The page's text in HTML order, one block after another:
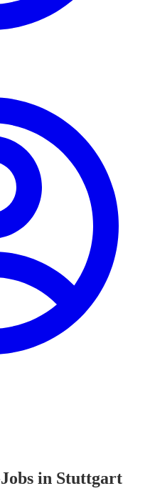
in Stuttgart